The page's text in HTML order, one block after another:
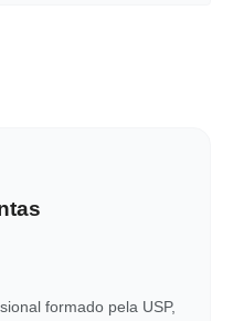
formado pela USP,